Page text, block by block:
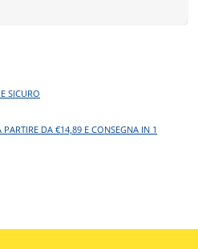
SICURO
PARTIRE DA €14,89 E CONSEGNA IN 1